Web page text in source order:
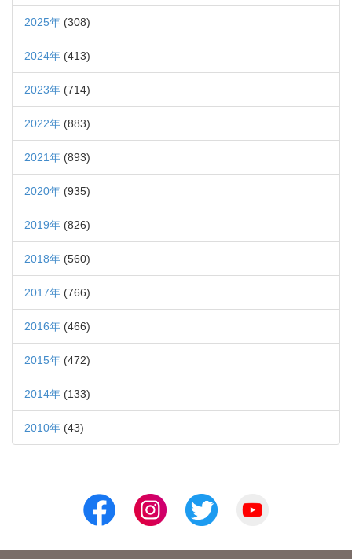
2025年 (308)
2024年 (413)
2023年 (714)
2022年 (883)
2021年 (893)
2020年 (935)
2019年 (826)
2018年 (560)
2017年 (766)
2016年 (466)
2015年 (472)
2014年 (133)
2010年 (43)